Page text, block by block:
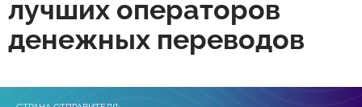
лучших операторов
денежных переводов